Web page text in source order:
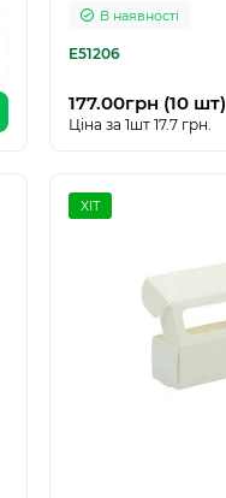
В наявності
E51206
177.00грн (10 шт)
Ціна за 1шт 17.7 грн.
ХІТ